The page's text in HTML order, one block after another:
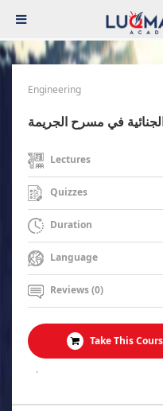
Engineering
الجنائية في مسرح الجريمة
Lectures
Quizzes
Duration
Language
Reviews (0)
Take This
.